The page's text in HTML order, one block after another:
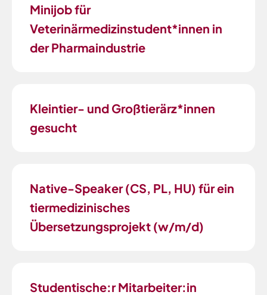
Minijob für
Veterinärmedizinstudent*innen in
der Pharmaindustrie
Kleintier- und Großtierärz*innen
gesucht
Native-Speaker (CS, PL, HU) für ein
tiermedizinisches
Übersetzungsprojekt (w/m/d)
Studentische:r Mitarbeiter:in